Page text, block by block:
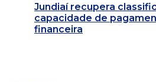
Jundiaí recupera
capacidade de
financeira